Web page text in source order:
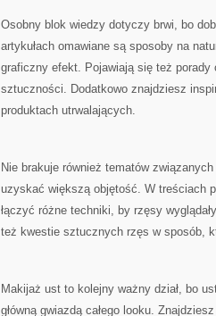
Osobny blok wiedzy dotyczy brwi, bo
artykułach omawiane są sposoby na
graficzny efekt. Pojawiają się też
sztuczności. Dodatkowo znajdziesz
produktach utrwalających.
Nie brakuje również tematów
uzyskać większą objętość. W treściach
łączyć różne techniki, by rzęsy
też kwestie sztucznych rzęs w sposób,
Makijaż ust to kolejny ważny dział, bo
główną gwiazdą całego looku.